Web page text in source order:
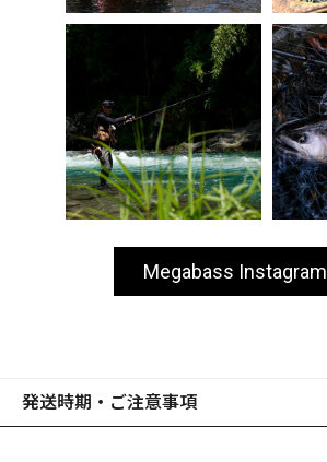
Megabass Instagram
発送時期・ご注意事項